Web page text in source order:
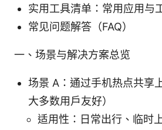
实用工具清单：常用应用与
常见问题解答（FAQ）
一、场景与解决方案总览
场景 A：通过手机热点共享
大多数用户友好）
适用性：日常出行、临时